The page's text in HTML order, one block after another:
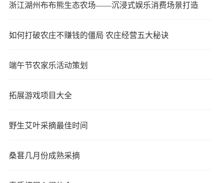
浙江湖州布布熊生态农场——沉浸式娱乐消费场景打造
如何打破农庄不赚钱的僵局 农庄经营五大秘诀
端午节农家乐活动策划
拓展游戏项目大全
野生艾叶采摘最佳时间
桑葚几月份成熟采摘